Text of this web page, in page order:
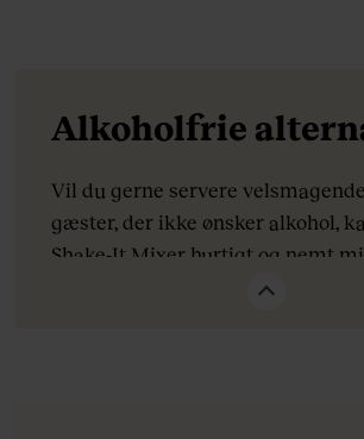
Alkoholfrie
Vil du gerne servere
gæster, der ikke ønsker alkohol,
Shake-It Mixer hurtigt og nemt
alkoholfrie cocktails fulde af